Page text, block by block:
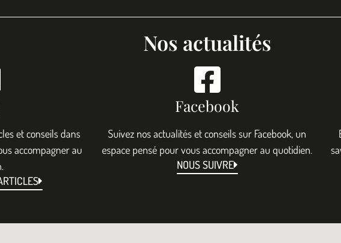
Nos actualités
et conseils dans
accompagner au
Facebook
Suivez nos actualités et conseils sur Facebook, un
espace pensé pour vous accompagner au quotidien.
NOUS SUIVRE